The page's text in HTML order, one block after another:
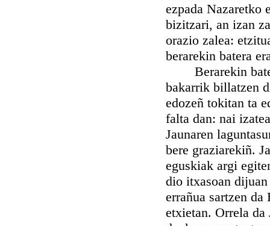
ezpada Nazaretko
bizitzari, an izan
orazio zalea:
berarekin batera
Berarekin
bakarrik billatzen
edozeñ tokitan ta
falta dan: nai
Jaunaren
bere graziarekiñ.
eguskiak argi
dio itxasoan
errañua sartzen
etxietan. Orrela da